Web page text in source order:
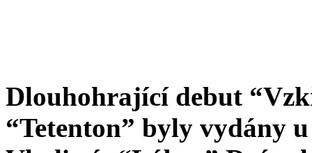
Dlouhohrající debut
“Tetenton” byly vydány